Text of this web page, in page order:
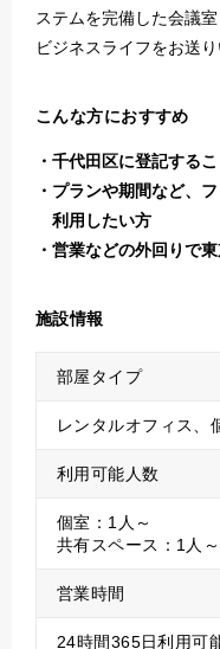
ステムを完備した会議
ビジネスライフをお送り
こんな方におすすめ
千代田区に登記する
プランや期間など、
利用したい方
営業などの外回りで
施設情報
部屋タイプ
レンタルオフィス、
利用可能人数
個室：1人～
共有スペース：1人～
営業時間
24時間365日利用可